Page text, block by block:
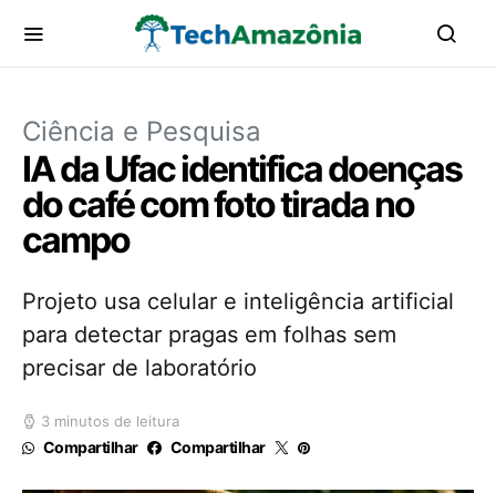
Ciência e Pesquisa
IA da Ufac identifica doenças
do café com foto tirada no
campo
Projeto usa celular e inteligência artificial
para detectar pragas em folhas sem
precisar de laboratório
3 minutos de leitura
Compartilhar Compartilhar